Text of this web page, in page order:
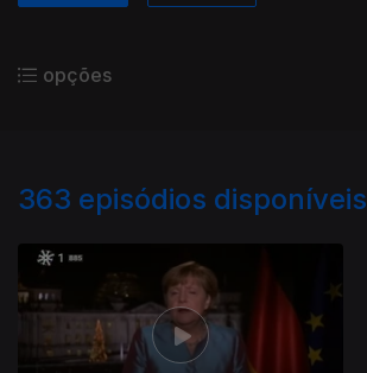
opções
363 episódios disponíveis